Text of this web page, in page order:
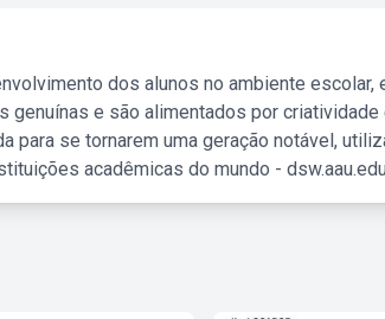
dos alunos no ambiente escolar,
e são alimentados por criatividade
para se tornarem uma geração notável,
acadêmicas do mundo -